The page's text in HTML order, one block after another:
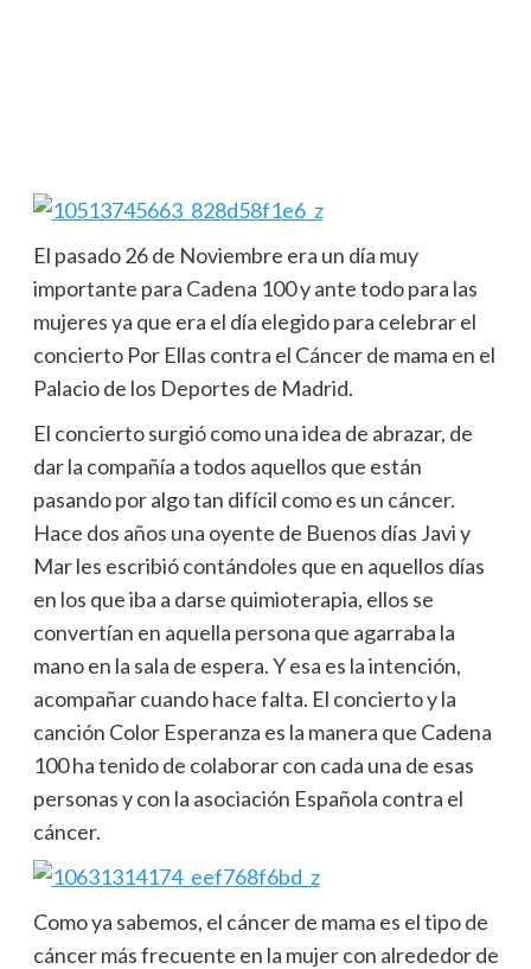
El pasado 26 de Noviembre era un día muy
importante para Cadena 100 y ante todo para las
mujeres ya que era el día elegido para celebrar el
concierto Por Ellas contra el Cáncer de mama en el
Palacio de los Deportes de Madrid.
El concierto surgió como una idea de abrazar, de
dar la compañía a todos aquellos que están
pasando por algo tan difícil como es un cáncer.
Hace dos años una oyente de Buenos días Javi y
Mar les escribió contándoles que en aquellos días
en los que iba a darse quimioterapia, ellos se
convertían en aquella persona que agarraba la
mano en la sala de espera. Y esa es la intención,
acompañar cuando hace falta. El concierto y la
canción Color Esperanza es la manera que Cadena
100 ha tenido de colaborar con cada una de esas
personas y con la asociación Española contra el
cáncer.
Como ya sabemos, el cáncer de mama es el tipo de
cáncer más frecuente en la mujer con alrededor de